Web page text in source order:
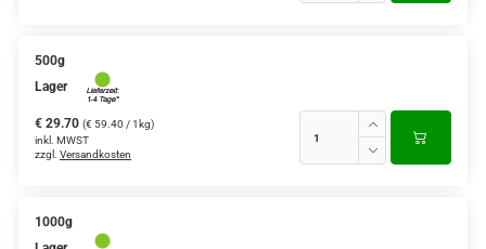
500g
Lager
€ 29.70 (€ 59.40 / 1kg)
inkl. MWST
zzgl. Versandkosten
1000g